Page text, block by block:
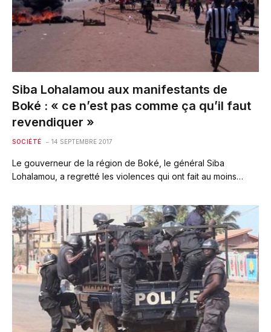
Siba Lohalamou aux manifestants de
Boké : « ce n’est pas comme ça qu’il faut
revendiquer »
SOCIÉTÉ 14 SEPTEMBRE 2017
Le gouverneur de la région de Boké, le général Siba
Lohalamou, a regretté les violences qui ont fait au moins…